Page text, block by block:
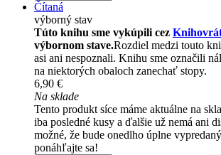
Čítaná
výborný stav
Túto knihu sme vykúpili cez
výbornom stave.Rozdiel medzi touto
asi ani nespoznali. Knihu sme označili
na niektorých obaloch zanechať stopy.
6,90 €
Na sklade
Tento produkt síce máme aktuálne na
iba posledné kusy a ďalšie už nemá ani
možné, že bude onedlho úplne
ponáhľajte sa!